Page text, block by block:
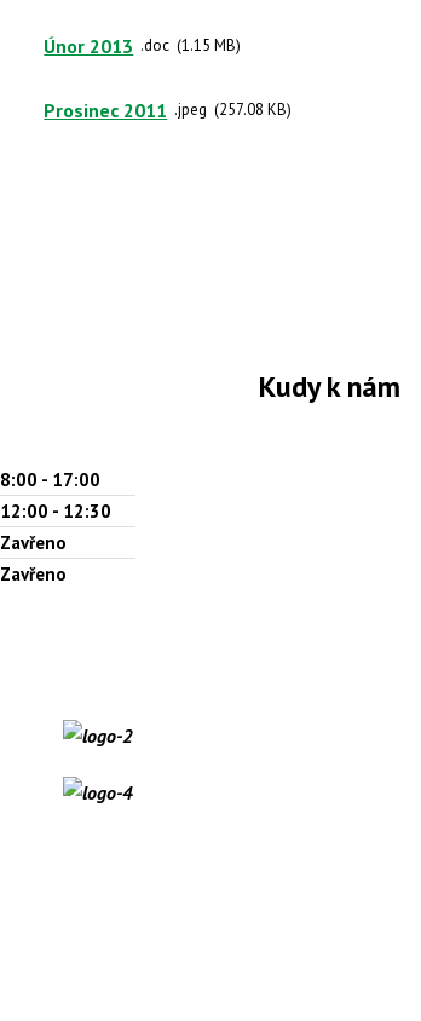
Únor 2013 doc 1.15 MB
Prosinec 2011 jpeg 257.08 KB
8:00 - 17:00
12:00 - 12:30
Zavřeno
Zavřeno
Kudy k nám